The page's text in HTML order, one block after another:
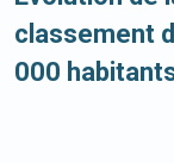
classement
000